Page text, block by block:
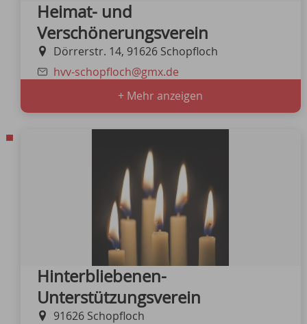
Heimat- und
Verschönerungsverein
Dörrerstr. 14, 91626 Schopfloch
hvv-schopfloch@gmx.de
+ Mehr anzeigen
Hinterbliebenen-
Unterstützungsverein
91626 Schopfloch